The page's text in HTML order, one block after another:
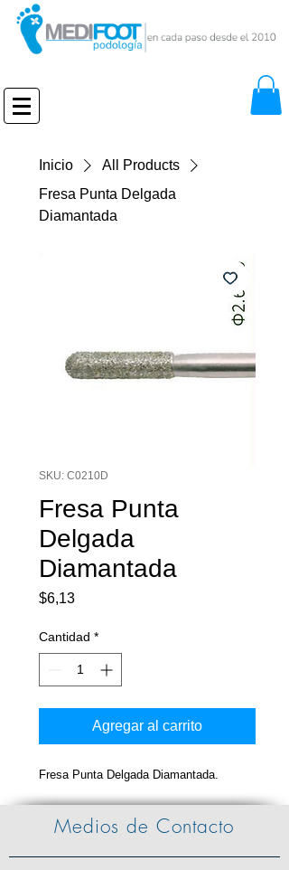
Inicio
All Products
Fresa Punta Delgada
Diamantada
SKU: C0210D
Fresa Punta
Delgada
Diamantada
$6,13Precio
Cantidad *
Agregar al carrito
Fresa Punta Delgada Diamantada.
Medios de Contacto